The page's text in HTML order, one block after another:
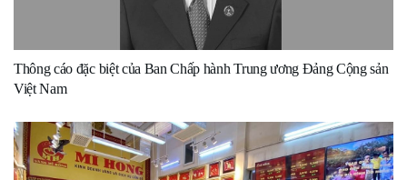
Thông cáo đặc biệt của Ban Chấp hành Trung ương Đảng Cộng sản
Việt Nam